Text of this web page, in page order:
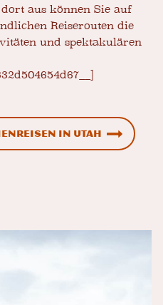
aus können Sie auf
Reiserouten die
und spektakulären
in Utah